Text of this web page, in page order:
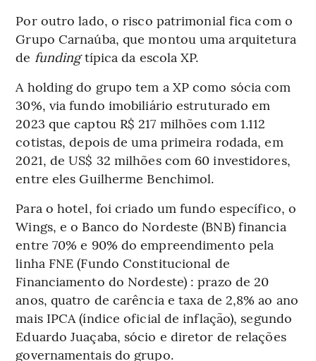
Por outro lado, o risco patrimonial fica com o
Grupo Carnaúba, que montou uma arquitetura
de fundingtípica da escola XP.
A holding do grupo tem a XP como sócia com
30%, via fundo imobiliário estruturado em
2023 que captou R$ 217 milhões com 1.112
cotistas, depois de uma primeira rodada, em
2021, de US$ 32 milhões com 60 investidores,
entre eles Guilherme Benchimol.
Para o hotel, foi criado um fundo específico, o
Wings, e o Banco do Nordeste (BNB) financia
entre 70% e 90% do empreendimento pela
linha FNE (Fundo Constitucional de
Financiamento do Nordeste) : prazo de 20
anos, quatro de carência e taxa de 2,8% ao ano
mais IPCA (índice oficial de inflação), segundo
Eduardo Juaçaba, sócio e diretor de relações
governamentais do grupo.